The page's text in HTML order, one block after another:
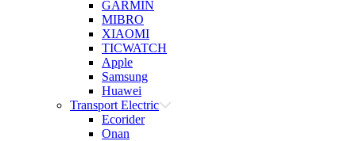
GARMIN
MIBRO
XIAOMI
TICWATCH
Apple
Samsung
Huawei
Transport Electric
Ecorider
Onan